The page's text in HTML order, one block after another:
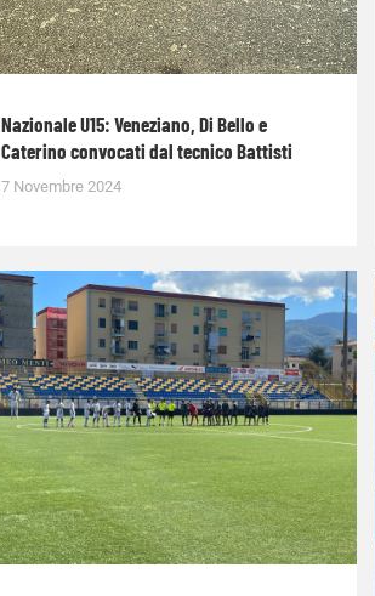
Nazionale U15: Veneziano, Di Bello e
Caterino convocati dal tecnico Battisti
7 Novembre 2024